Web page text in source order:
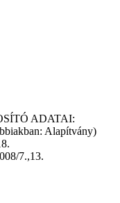
ADATAI:
Alapítvány)
7.,13.